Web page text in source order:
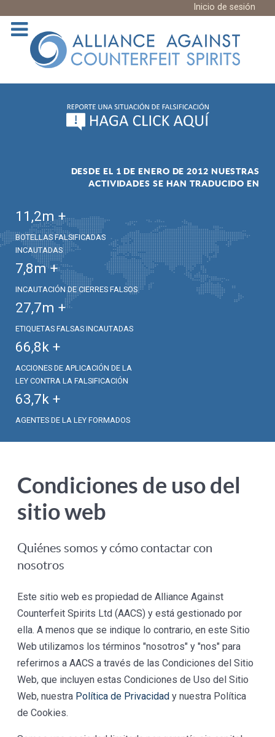
Inicio de sesión
DESDE EL 1 DE ENERO DE 2012 NUESTRAS
ACTIVIDADES SE HAN TRADUCIDO EN
11,2m +
BOTELLAS FALSIFICADAS
INCAUTADAS
7,8m +
INCAUTACIÓN DE CIERRES FALSOS
27,7m +
ETIQUETAS FALSAS INCAUTADAS
66,8k +
ACCIONES DE APLICACIÓN DE LA
LEY CONTRA LA FALSIFICACIÓN
63,7k +
AGENTES DE LA LEY FORMADOS
Condiciones de uso del
sitio web
Quiénes somos y cómo contactar con
nosotros
Este sitio web es propiedad de Alliance Against
Counterfeit Spirits Ltd (AACS) y está gestionado por
ella. A menos que se indique lo contrario, en este Sitio
Web utilizamos los términos "nosotros" y "nos" para
referirnos a AACS a través de las Condiciones del Sitio
Web, que incluyen estas Condiciones de Uso del Sitio
Web, nuestra Política de Privacidad y nuestra Política
de Cookies.